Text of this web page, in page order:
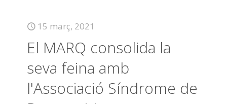
15 març, 2021
El MARQ consolida la
seva feina amb
l'Associació Síndrome de